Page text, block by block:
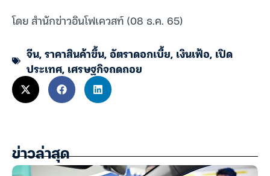
โดย สำนักข่าวอินโฟเควสท์ (08 ธ.ค. 65)
จีน,ราคาสินค้าขึ้น,อัตราดอกเบี้ย, เงินเฟ้อ, เปิด
ประเทศ, เศรษฐกิจถดถอย
ข่าวล่าสุด